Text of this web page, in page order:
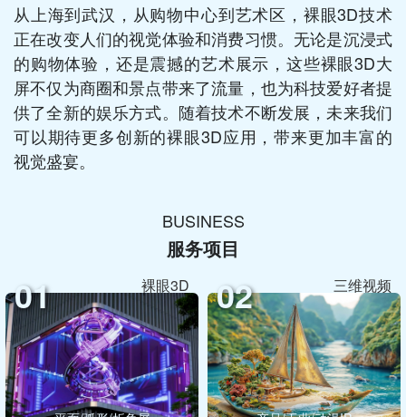
从上海到武汉，从购物中心到艺术区，裸眼3D技术
正在改变人们的视觉体验和消费习惯。无论是沉浸式
的购物体验，还是震撼的艺术展示，这些裸眼3D大
屏不仅为商圈和景点带来了流量，也为科技爱好者提
供了全新的娱乐方式。随着技术不断发展，未来我们
可以期待更多创新的裸眼3D应用，带来更加丰富的
视觉盛宴。
BUSINESS
服务项目
01 裸眼3D 02 三维视频